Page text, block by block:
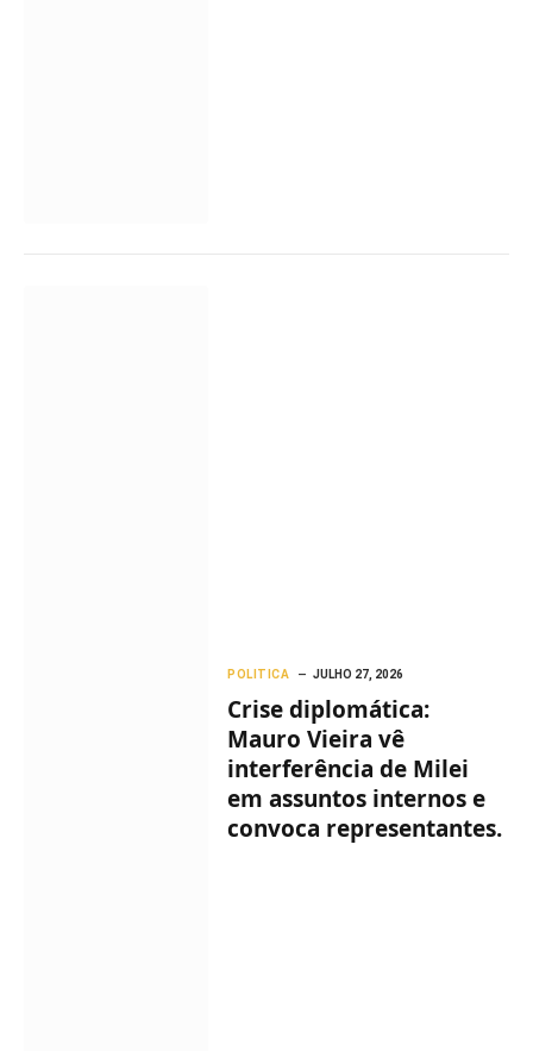
POLITICA JULHO 27, 2026
Crise diplomática:
Mauro Vieira vê
interferência de Milei
em assuntos internos e
convoca representantes.